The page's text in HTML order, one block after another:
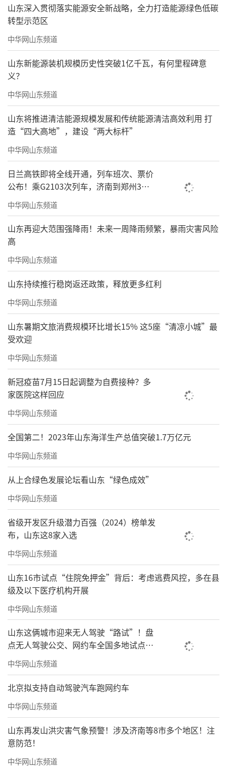
山东深入贯彻落实能源安全新战略，全力打造能源绿色低碳
转型示范区
中华网山东频道
山东新能源装机规模历史性突破1亿千瓦，有何里程碑意
义？
中华网山东频道
山东将推进清洁能源规模发展和传统能源清洁高效利用 打
造“四大高地”，建设“两大标杆”
中华网山东频道
日兰高铁即将全线开通，列车班次、票价
公布！乘G2103次列车，济南到郑州3小
时到达
中华网山东频道
山东再迎大范围强降雨！未来一周降雨频繁，暴雨灾害风险
高
中华网山东频道
山东持续推行稳岗返还政策，释放更多红利
中华网山东频道
山东暑期文旅消费规模环比增长15% 这5座“清凉小城”最
受欢迎
中华网山东频道
新冠疫苗7月15日起调整为自费接种？多
家医院这样回应
中华网山东频道
全国第二！2023年山东海洋生产总值突破1.7万亿元
中华网山东频道
从上合绿色发展论坛看山东“绿色成效”
中华网山东频道
省级开发区升级潜力百强（2024）榜单发
布，山东这8家入选
中华网山东频道
山东16市试点“住院免押金”背后：考虑逃费风控，多在县
级及以下医疗机构开展
中华网山东频道
山东这俩城市迎来无人驾驶“路试”！盘
点无人驾驶公交、网约车全国多地试点之
路
中华网山东频道
北京拟支持自动驾驶汽车跑网约车
中华网山东频道
山东再发山洪灾害气象预警！涉及济南等8市多个地区！注
意防范！
中华网山东频道